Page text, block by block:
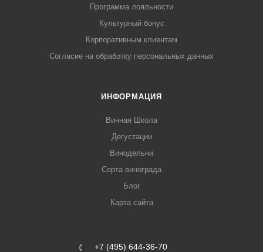
Программа лояльности
Культурный бонус
Корпоративным клиентам
Согласие на обработку персональных данных
ИНФОРМАЦИЯ
Винная Школа
Дегустации
Винодельни
Сорта винограда
Блог
Карта сайта
+7 (495) 644-36-70